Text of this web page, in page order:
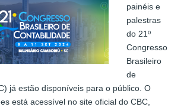
painéis e
palestras
do 21º
Congresso
Brasileiro
de
já estão disponíveis para o público. O
está acessível no site oficial do CBC,